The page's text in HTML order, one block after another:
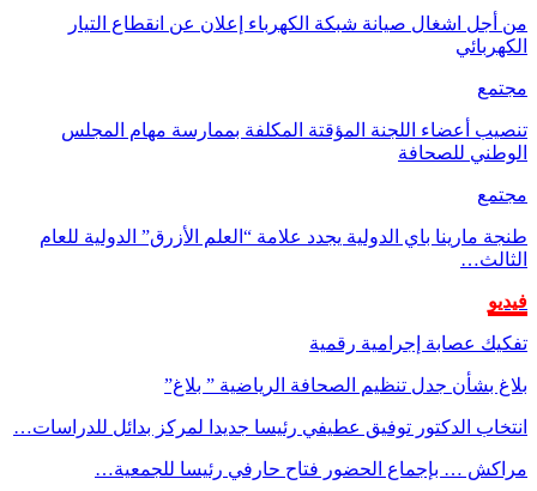
من أجل اشغال صيانة شبكة الكهرباء إعلان عن انقطاع التيار
الكهربائي
مجتمع
تنصيب أعضاء اللجنة المؤقتة المكلفة بممارسة مهام المجلس
الوطني للصحافة
مجتمع
طنجة مارينا باي الدولية يجدد علامة “العلم الأزرق” الدولية للعام
الثالث…
فيديو
تفكيك عصابة إجرامية رقمية
بلاغ بشأن جدل تنظيم الصحافة الرياضية ” بلاغ”
انتخاب الدكتور توفيق عطيفي رئيسا جديدا لمركز بدائل للدراسات…
مراكش … بإجماع الحضور فتاح حارفي رئيسا للجمعية…